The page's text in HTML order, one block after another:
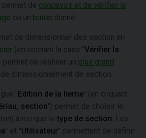
permet de concevoir et de vérifier la
ou un buton donné.
de dimensionner des section en
(en cochant la case "Vérifier la
permet de réaliser un plus grand
de dimensionnement de section.
"Edition de la lierne" (en cliquant
section") permet de choisir le
ainsi que le type de section . Les
" et "Utilisateur" permettent de définir